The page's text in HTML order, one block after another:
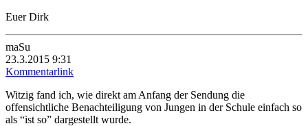
Euer Dirk
maSu
23.3.2015 9:31
Kommentarlink
Witzig fand ich, wie direkt am Anfang der Sendung die
offensichtliche Benachteiligung von Jungen in der Schule einfach so
als “ist so” dargestellt wurde.